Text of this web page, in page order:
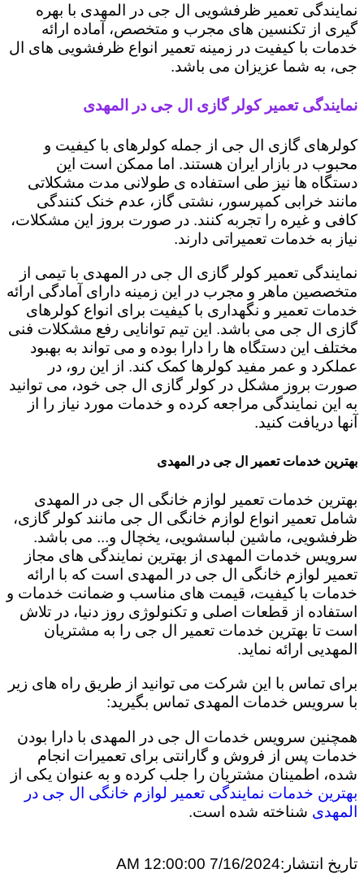
نمایندگی تعمیر ظرفشویی ال جی در المهدی با بهره
گیری از تکنسین های مجرب و متخصص، آماده ارائه
خدمات با کیفیت در زمینه تعمیر انواع ظرفشویی های ال
جی، به شما عزیزان می باشد.
نمایندگی تعمیر کولر گازی ال جی در المهدی
کولرهای گازی ال جی از جمله کولرهای با کیفیت و
محبوب در بازار ایران هستند. اما ممکن است این
دستگاه ها نیز طی استفاده ی طولانی مدت مشکلاتی
مانند خرابی کمپرسور، نشتی گاز، عدم خنک کنندگی
کافی و غیره را تجربه کنند. در صورت بروز این مشکلات،
نیاز به خدمات تعمیراتی دارند.
نمایندگی تعمیر کولر گازی ال جی در المهدی با تیمی از
متخصصین ماهر و مجرب در این زمینه دارای آمادگی ارائه
خدمات تعمیر و نگهداری با کیفیت برای انواع کولرهای
گازی ال جی می باشد. این تیم توانایی رفع مشکلات فنی
مختلف این دستگاه ها را دارا بوده و می تواند به بهبود
عملکرد و عمر مفید کولرها کمک کند. از این رو، در
صورت بروز مشکل در کولر گازی ال جی خود، می توانید
به این نمایندگی مراجعه کرده و خدمات مورد نیاز را از
آنها دریافت کنید.
بهترین خدمات تعمیر ال جی در المهدی
بهترین خدمات تعمیر لوازم خانگی ال جی در المهدی
شامل تعمیر انواع لوازم خانگی ال جی مانند کولر گازی،
ظرفشویی، ماشین لباسشویی، یخچال و... می باشد.
سرویس خدمات المهدی از بهترین نمایندگی های مجاز
تعمیر لوازم خانگی ال جی در المهدی است که با ارائه
خدمات با کیفیت، قیمت های مناسب و ضمانت خدمات و
استفاده از قطعات اصلی و تکنولوژی روز دنیا، در تلاش
است تا بهترین خدمات تعمیر ال جی را به مشتریان
المهدیی ارائه نماید.
برای تماس با این شرکت می توانید از طریق راه های زیر
با سرویس خدمات المهدی تماس بگیرید:
همچنین سرویس خدمات ال جی در المهدی با دارا بودن
خدمات پس از فروش و گارانتی برای تعمیرات انجام
شده، اطمینان مشتریان را جلب کرده و به عنوان یکی از
بهترین خدمات نمایندگی تعمیر لوازم خانگی ال جی در
المهدی شناخته شده است.
تاریخ انتشار:7/16/2024 12:00:00 AM